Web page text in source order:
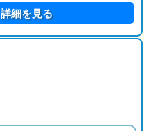
詳細を見る